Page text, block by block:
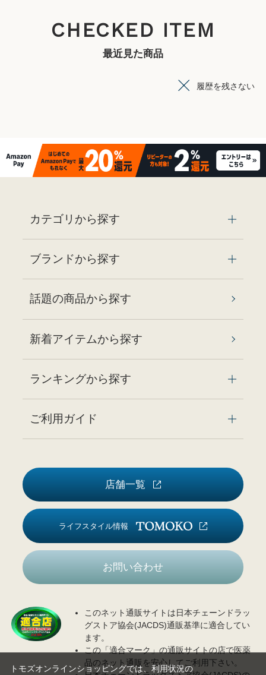
CHECKED ITEM
最近見た商品
履歴を残さない
カテゴリから探す
ブランドから探す
話題の商品から探す
新着アイテムから探す
ランキングから探す
ご利用ガイド
店舗一覧
ライフスタイル情報
お問い合わせ
このネット通販サイトは日本チェーンドラッ
グストア協会(JACDS)通販基準に適合してい
ます。
この「適合マーク」の通販サイトの店で医薬
品のネット通販を安心してご利用下さい。
トモズオンラインショッピングでは、利用状況の